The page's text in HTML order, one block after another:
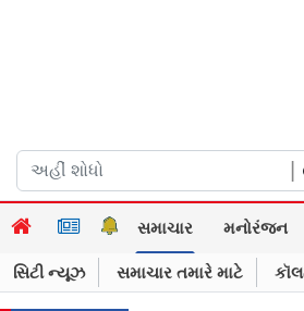
સમાચાર મનોરંજન
સિટી ન્યૂઝ સમાચાર તમારે માટે